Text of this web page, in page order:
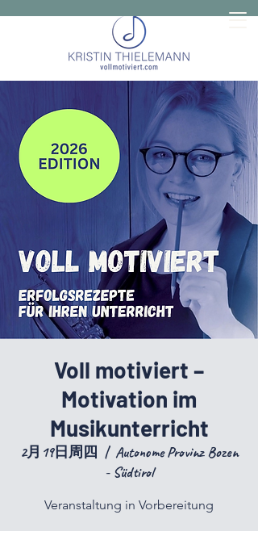
Voll motiviert –
Motivation im
Musikunterricht
2月19日周四
  |
Autonome Provinz Bozen
- Südtirol
Veranstaltung in Vorbereitung